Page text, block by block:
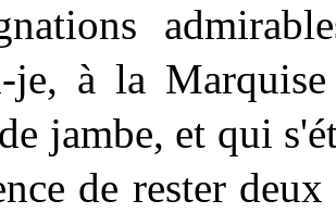
je, à la
jambe, et qui
de rester